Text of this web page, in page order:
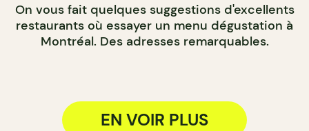
On vous fait quelques suggestions d'excellents
restaurants où essayer un menu dégustation à
Montréal. Des adresses remarquables.
EN VOIR PLUS